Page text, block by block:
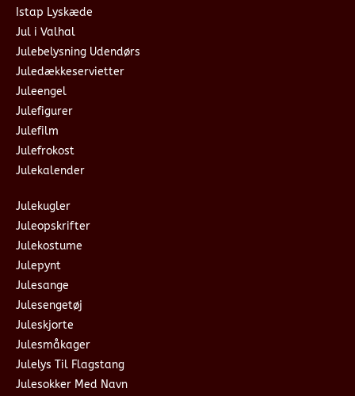
Istap Lyskæde
Jul i Valhal
Julebelysning Udendørs
Juledækkeservietter
Juleengel
Julefigurer
Julefilm
Julefrokost
Julekalender
Julekugler
Juleopskrifter
Julekostume
Julepynt
Julesange
Julesengetøj
Juleskjorte
Julesmåkager
Julelys Til Flagstang
Julesokker Med Navn